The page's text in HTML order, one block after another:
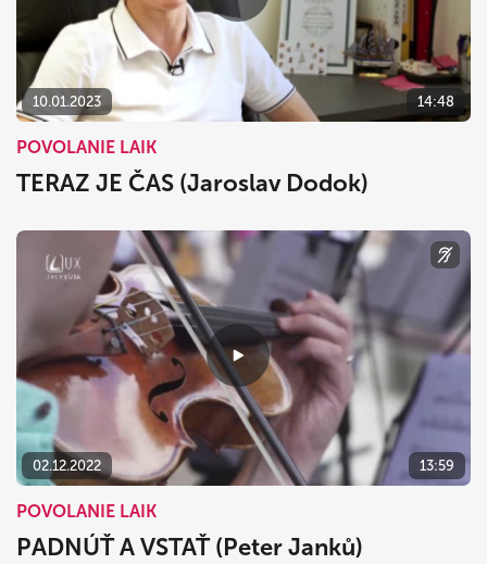
10.01.2023 14:48
POVOLANIE LAIK
TERAZ JE ČAS (Jaroslav Dodok)
02.12.2022 13:59
POVOLANIE LAIK
PADNÚŤ A VSTAŤ (Peter Janků)